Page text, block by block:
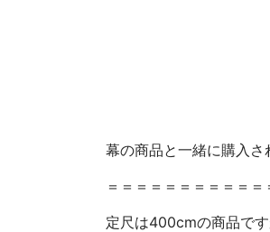
幕の商品と一緒に購入さ
＝＝＝＝＝＝＝＝＝＝
定尺は400cmの商品で